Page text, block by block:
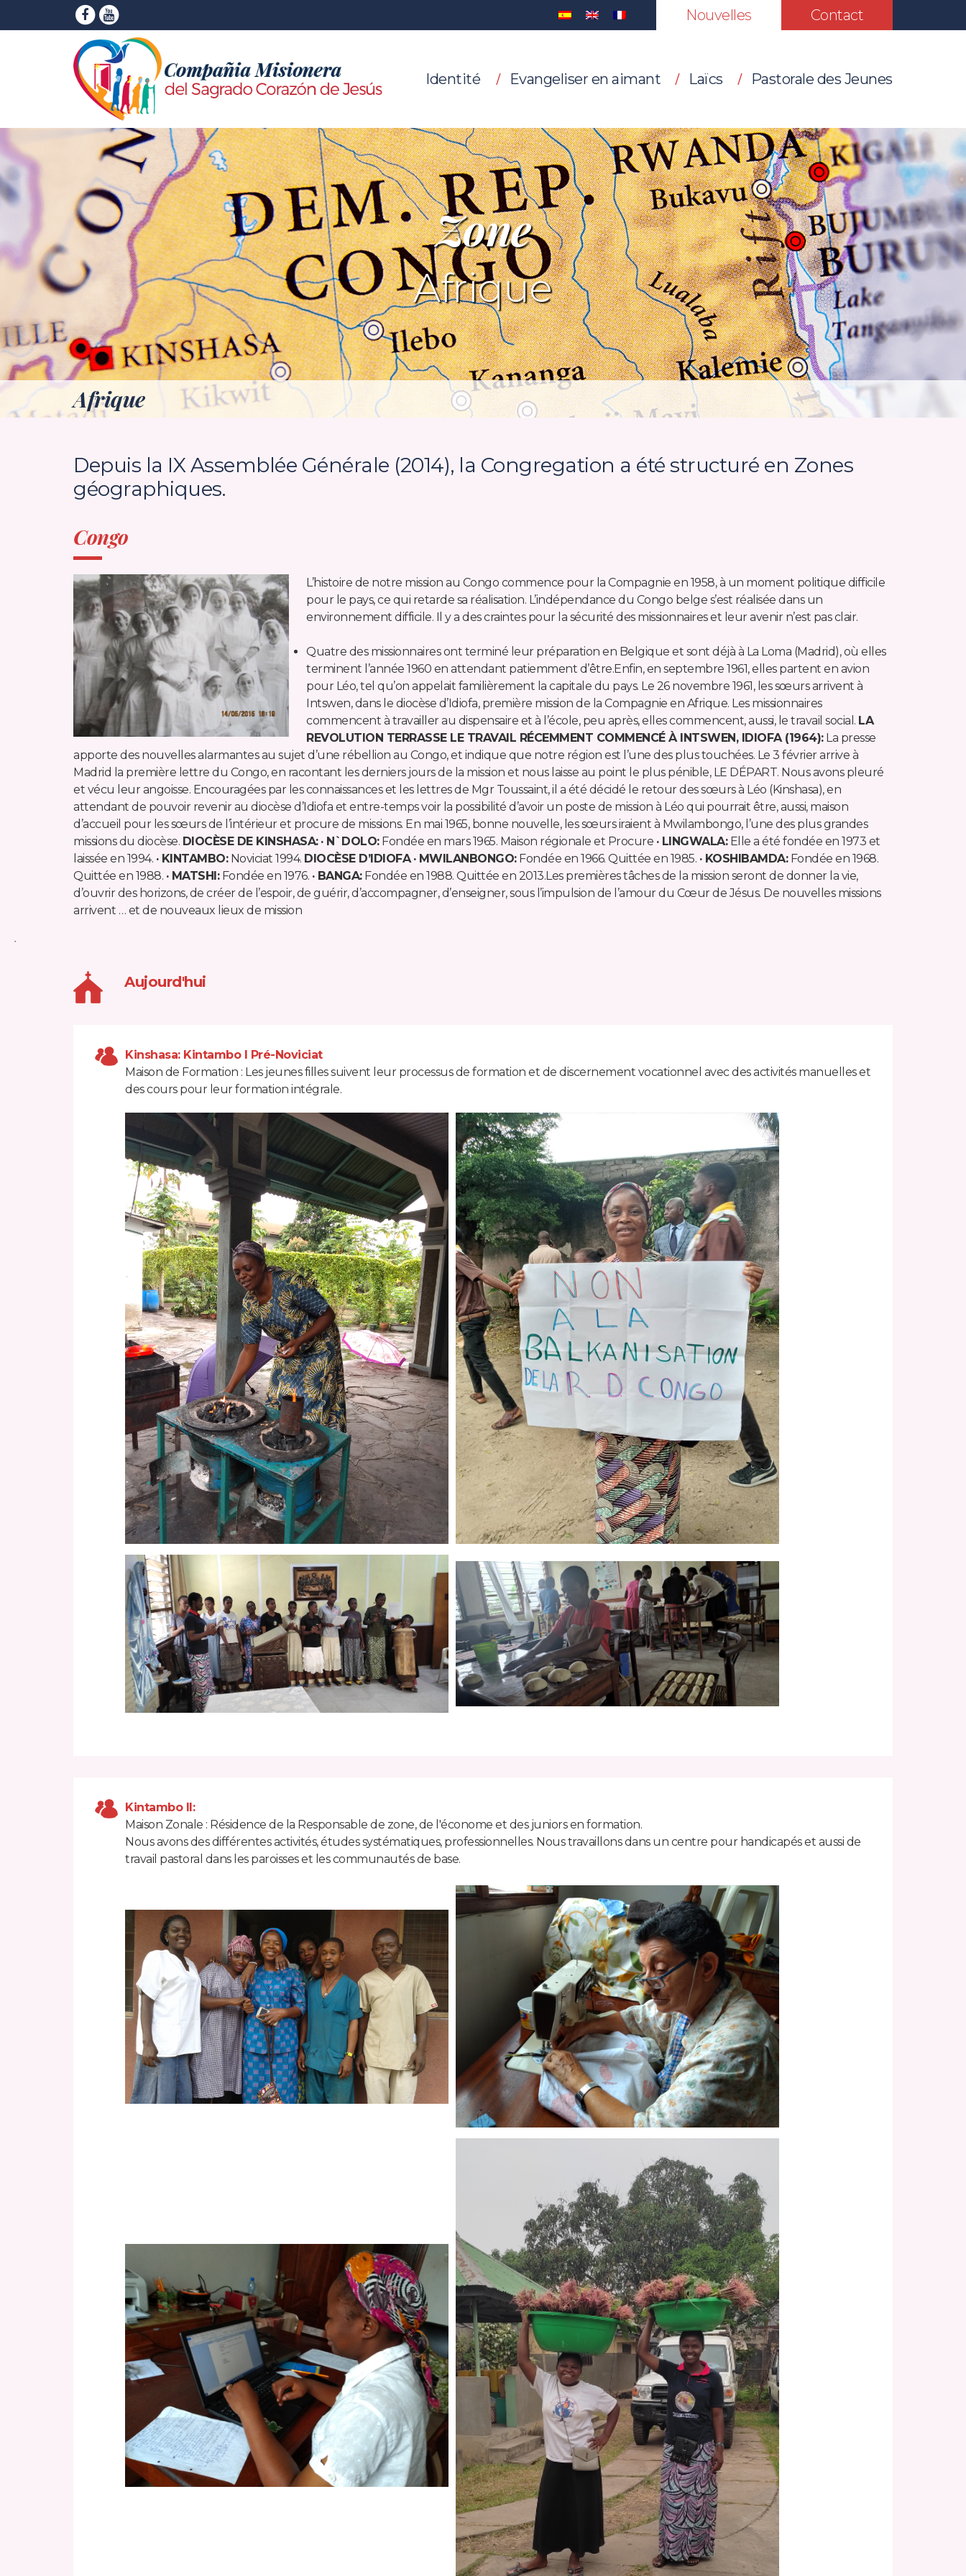
Nouvelles Contact
Identité Evangeliser en aimant Laïcs Pastorale des Jeunes
Zone
Afrique
Afrique
Depuis la IX Assemblée Générale (2014), la Congregation a été structuré en Zones
géographiques.
Congo
L’histoire de notre mission au Congo commence pour la Compagnie en 1958, à un moment politique difficile
pour le pays, ce qui retarde sa réalisation. L’indépendance du Congo belge s’est réalisée dans un
environnement difficile. Il y a des craintes pour la sécurité des missionnaires et leur avenir n’est pas clair.
Quatre des missionnaires ont terminé leur préparation en Belgique et sont déjà à La Loma (Madrid), où elles
terminent l’année 1960 en attendant patiemment d’être.Enfin, en septembre 1961, elles partent en avion
pour Léo, tel qu’on appelait familièrement la capitale du pays. Le 26 novembre 1961, les sœurs arrivent à
Intswen, dans le diocèse d’Idiofa, première mission de la Compagnie en Afrique. Les missionnaires
commencent à travailler au dispensaire et à l’école, peu après, elles commencent, aussi, le travail social. LA
REVOLUTION TERRASSE LE TRAVAIL RÉCEMMENT COMMENCÉ À INTSWEN, IDIOFA (1964):La presse
apporte des nouvelles alarmantes au sujet d’une rébellion au Congo, et indique que notre région est l’une des plus touchées. Le 3 février arrive à
Madrid la première lettre du Congo, en racontant les derniers jours de la mission et nous laisse au point le plus pénible, LE DÉPART. Nous avons pleuré
et vécu leur angoisse. Encouragées par les connaissances et les lettres de Mgr Toussaint, il a été décidé le retour des sœurs à Léo (Kinshasa), en
attendant de pouvoir revenir au diocèse d’Idiofa et entre-temps voir la possibilité d’avoir un poste de mission à Léo qui pourrait être, aussi, maison
d’accueil pour les sœurs de l’intérieur et procure de missions. En mai 1965, bonne nouvelle, les sœurs iraient à Mwilambongo, l’une des plus grandes
missions du diocèse. DIOCÈSE DE KINSHASA: · N`DOLO:Fondée en mars 1965. Maison régionale et Procure · LINGWALA:Elle a été fondée en 1973 et
laissée en 1994. · KINTAMBO:Noviciat 1994. DIOCÈSE D’IDIOFA · MWILANBONGO:Fondée en 1966. Quittée en 1985. · KOSHIBAMDA:Fondée en 1968.
Quittée en 1988. · MATSHI:Fondée en 1976. · BANGA:Fondée en 1988. Quittée en 2013.Les premières tâches de la mission seront de donner la vie,
d’ouvrir des horizons, de créer de l’espoir, de guérir, d’accompagner, d’enseigner, sous l’impulsion de l’amour du Cœur de Jésus. De nouvelles missions
arrivent … et de nouveaux lieux de mission
·
Aujourd'hui
Kinshasa: Kintambo I Pré-Noviciat
Maison de Formation : Les jeunes filles suivent leur processus de formation et de discernement vocationnel avec des activités manuelles et
des cours pour leur formation intégrale.
Kintambo II:
Maison Zonale : Résidence de la Responsable de zone, de l'économe et des juniors en formation.
Nous avons des différentes activités, études systématiques, professionnelles. Nous travaillons dans un centre pour handicapés et aussi de
travail pastoral dans les paroisses et les communautés de base.